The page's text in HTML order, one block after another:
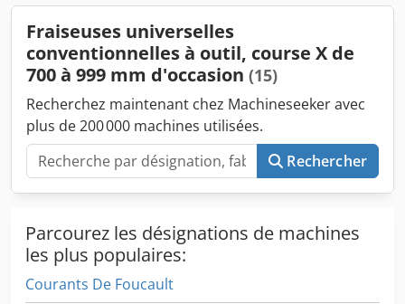
Fraiseuses universelles
conventionnelles à outil, course X de
700 à 999 mm d'occasion (15)
Recherchez maintenant chez Machineseeker avec
plus de 200 000 machines utilisées.
Rechercher
Parcourez les désignations de machines
les plus populaires:
Courants De Foucault